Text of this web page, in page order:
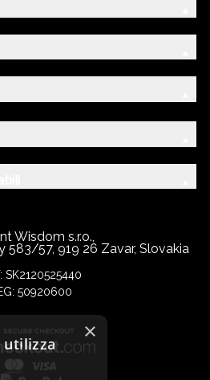
Wisdom s.r.o.,
583/57, 919 26 Zavar, Slovakia
SK2120525440
50920600
×
utilizza